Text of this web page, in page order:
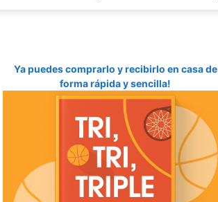
Ya puedes comprarlo y recibirlo en casa de
forma rápida y sencilla!